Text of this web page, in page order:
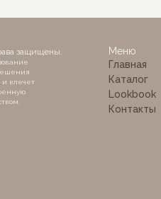
защищены.
и влечет
Меню
Главная
Каталог
Lookbook
Контакты